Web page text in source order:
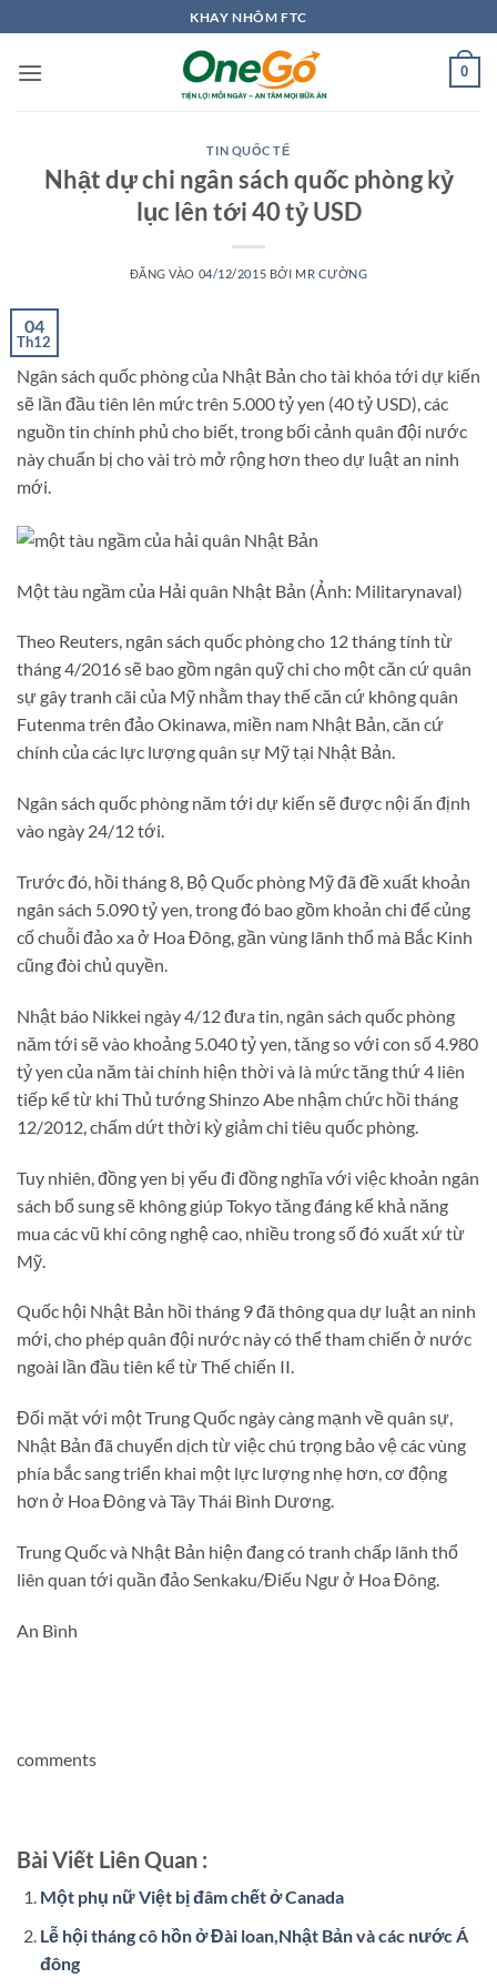
qua
nội
KHAY NHÔM FTC
0
TIN QUỐC TẾ
Nhật dự chi ngân sách quốc phòng kỷ
lục lên tới 40 tỷ USD
ĐĂNG VÀO 04/12/2015 BỞI MR CƯỜNG
04
Th12
Ngân sách quốc phòng của Nhật Bản cho tài khóa tới dự kiến
sẽ lần đầu tiên lên mức trên 5.000 tỷ yen (40 tỷ USD), các
nguồn tin chính phủ cho biết, trong bối cảnh quân đội nước
này chuẩn bị cho vài trò mở rộng hơn theo dự luật an ninh
mới.
Một tàu ngầm của Hải quân Nhật Bản (Ảnh: Militarynaval)
Theo Reuters, ngân sách quốc phòng cho 12 tháng tính từ
tháng 4/2016 sẽ bao gồm ngân quỹ chi cho một căn cứ quân
sự gây tranh cãi của Mỹ nhằm thay thế căn cứ không quân
Futenma trên đảo Okinawa, miền nam Nhật Bản, căn cứ
chính của các lực lượng quân sự Mỹ tại Nhật Bản.
Ngân sách quốc phòng năm tới dự kiến sẽ được nội ấn định
vào ngày 24/12 tới.
Trước đó, hồi tháng 8, Bộ Quốc phòng Mỹ đã đề xuất khoản
ngân sách 5.090 tỷ yen, trong đó bao gồm khoản chi để củng
cố chuỗi đảo xa ở Hoa Đông, gần vùng lãnh thổ mà Bắc Kinh
cũng đòi chủ quyền.
Nhật báo Nikkei ngày 4/12 đưa tin, ngân sách quốc phòng
năm tới sẽ vào khoảng 5.040 tỷ yen, tăng so với con số 4.980
tỷ yen của năm tài chính hiện thời và là mức tăng thứ 4 liên
tiếp kể từ khi Thủ tướng Shinzo Abe nhậm chức hồi tháng
12/2012, chấm dứt thời kỳ giảm chi tiêu quốc phòng.
Tuy nhiên, đồng yen bị yếu đi đồng nghĩa với việc khoản ngân
sách bổ sung sẽ không giúp Tokyo tăng đáng kể khả năng
mua các vũ khí công nghệ cao, nhiều trong số đó xuất xứ từ
Mỹ.
Quốc hội Nhật Bản hồi tháng 9 đã thông qua dự luật an ninh
mới, cho phép quân đội nước này có thể tham chiến ở nước
ngoài lần đầu tiên kể từ Thế chiến II.
Đối mặt với một Trung Quốc ngày càng mạnh về quân sự,
Nhật Bản đã chuyển dịch từ việc chú trọng bảo vệ các vùng
phía bắc sang triển khai một lực lượng nhẹ hơn, cơ động
hơn ở Hoa Đông và Tây Thái Bình Dương.
Trung Quốc và Nhật Bản hiện đang có tranh chấp lãnh thổ
liên quan tới quần đảo Senkaku/Điếu Ngư ở Hoa Đông.
An Bình
comments
Bài Viết Liên Quan :
Một phụ nữ Việt bị đâm chết ở Canada
Lễ hội tháng cô hồn ở Đài loan,Nhật Bản và các nước Á
đông